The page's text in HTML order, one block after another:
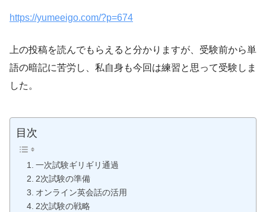
https://yumeeigo.com/?p=674
上の投稿を読んでもらえると分かりますが、受験前から単
語の暗記に苦労し、私自身も今回は練習と思って受験しま
した。
目次
一次試験ギリギリ通過
2次試験の準備
オンライン英会話の活用
2次試験の戦略